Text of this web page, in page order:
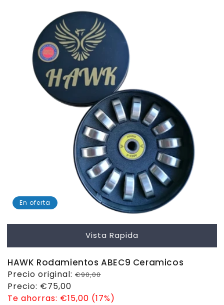
En oferta
Vista Rapida
HAWK Rodamientos ABEC9 Ceramicos
Precio
habitual
Precio original: €90,00
Precio
de
Precio: €75,00
Te ahorras: €15,00 (17%)